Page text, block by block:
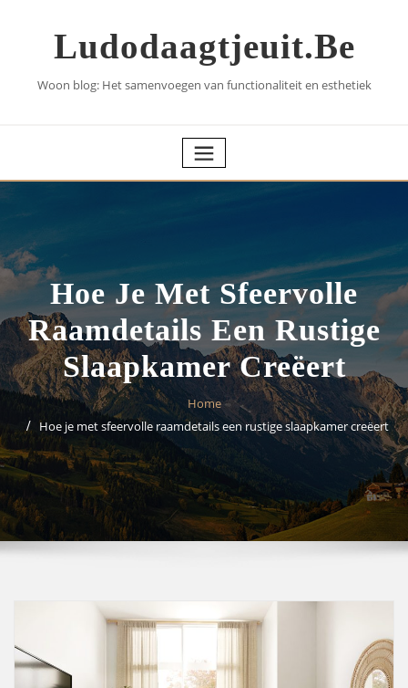
Ludodaagtjeuit.be
Woon blog: Het samenvoegen van functionaliteit en esthetiek
Hoe Je Met Sfeervolle
Raamdetails Een Rustige
Slaapkamer Creëert
Home
Hoe je met sfeervolle raamdetails een rustige slaapkamer creëert